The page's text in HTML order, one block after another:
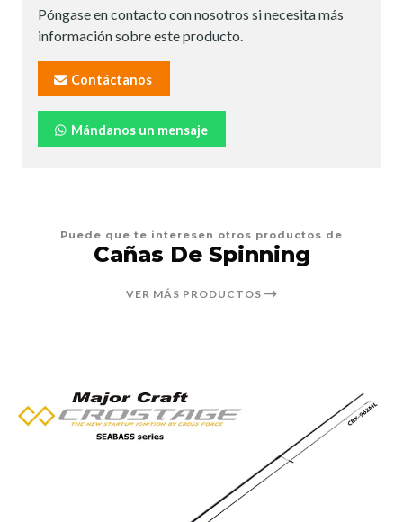
Póngase en contacto con nosotros si necesita más
información sobre este producto.
Contáctanos
Mándanos un mensaje
Puede que te interesen otros productos de
Cañas De Spinning
VER MÁS PRODUCTOS